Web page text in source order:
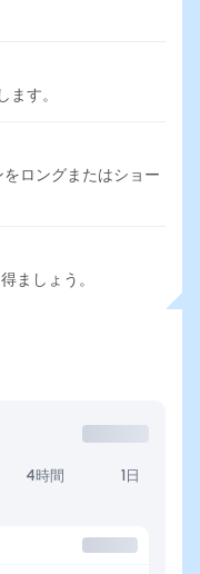
ます。
ロングまたはショー
ましょう。
4時間 1日